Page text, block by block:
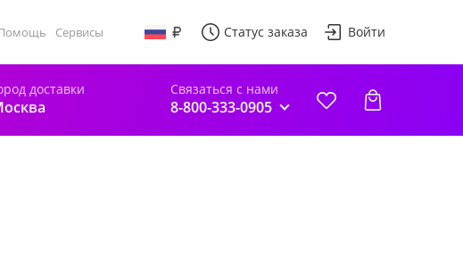
Сервисы Статус заказа Войти
доставки Связаться с нами
8-800-333-0905